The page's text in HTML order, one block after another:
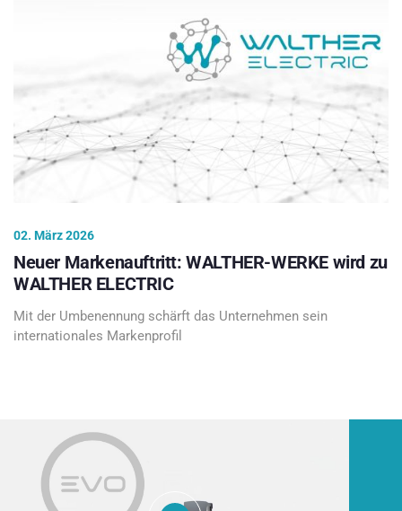
02. März 2026
Neuer Markenauftritt: WALTHER-WERKE wird zu
WALTHER ELECTRIC
Mit der Umbenennung schärft das Unternehmen sein
internationales Markenprofil